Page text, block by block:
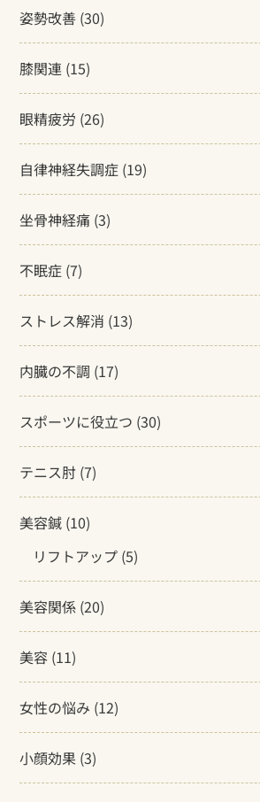
姿勢改善 (30)
膝関連 (15)
眼精疲労 (26)
自律神経失調症 (19)
坐骨神経痛 (3)
不眠症 (7)
ストレス解消 (13)
内臓の不調 (17)
スポーツに役立つ (30)
テニス肘 (7)
美容鍼 (10)
リフトアップ (5)
美容関係 (20)
美容 (11)
女性の悩み (12)
小顔効果 (3)